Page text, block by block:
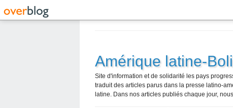
Amérique latine-
Site d'information et de solidarité les pays
traduit des articles parus dans la presse latino-
latine. Dans nos articles publiés chaque jour,